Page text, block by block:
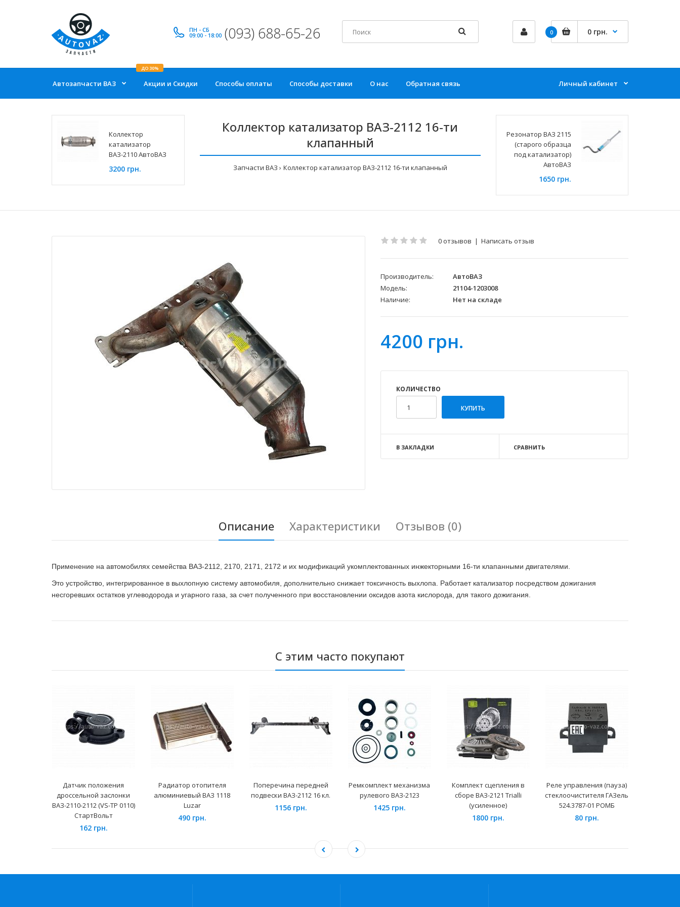
ПН - СБ
09:00 - 18:00 (093) 688-65-26 0 0 грн.
Автозапчасти ВАЗ Акции и Скидки
ДО 30%
Способы оплаты Способы доставки О нас Обратная связь Личный кабинет
Коллектор
катализатор
ВАЗ-2110 АвтоВАЗ
3200 грн.
Коллектор катализатор ВАЗ-2112 16-ти
клапанный
Запчасти ВАЗ Коллектор катализатор ВАЗ-2112 16-ти клапанный
Резонатор ВАЗ 2115
(старого образца
под катализатор)
АвтоВАЗ
1650 грн.
0 отзывов | Написать отзыв
Производитель:
АвтоВАЗ
Модель:
21104-1203008
Наличие:
Нет на складе
4200 грн.
КОЛИЧЕСТВО
В ЗАКЛАДКИ СРАВНИТЬ
Описание Характеристики Отзывов (0)
Применение на автомобилях семейства ВАЗ-2112, 2170, 2171, 2172 и их модификаций укомплектованных инжекторными 16-ти клапанными двигателями.
Это устройство, интегрированное в выхлопную систему автомобиля, дополнительно снижает токсичность выхлопа. Работает катализатор посредством дожигания
несгоревших остатков углеводорода и угарного газа, за счет полученного при восстановлении оксидов азота кислорода, для такого дожигания.
С этим часто покупают
Датчик положения
дроссельной заслонки
ВАЗ-2110-2112 (VS-TP 0110)
СтартВольт
162 грн.
Радиатор отопителя
алюминиевый ВАЗ 1118
Luzar
490 грн.
Поперечина передней
подвески ВАЗ-2112 16 кл.
1156 грн.
Ремкомплект механизма
рулевого ВАЗ-2123
1425 грн.
Комплект сцепления в
сборе ВАЗ-2121 Trialli
(усиленное)
1800 грн.
Реле управления (пауза)
стеклоочистителя ГАЗель
524.3787-01 РОМБ
80 грн.